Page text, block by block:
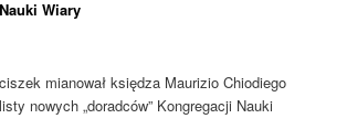
Wiary
mianował księdza Maurizio Chiodiego
nowych „doradców” Kongregacji Nauki